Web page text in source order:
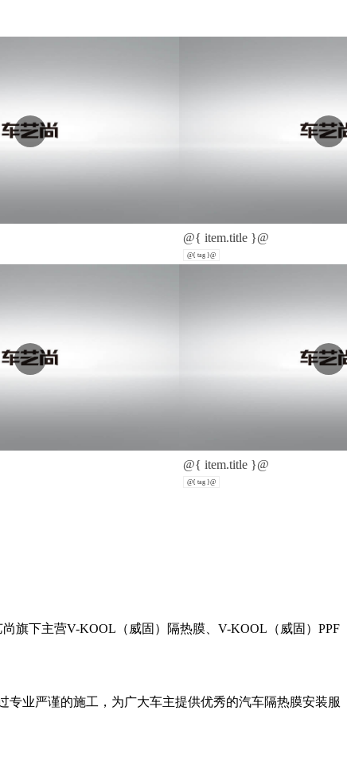
@{ item.title }@
@{ tag }@
@{ item.title }@
@{ tag }@
旗下主营V-KOOL（威固）隔热膜、V-KOOL（威固）PPF
业严谨的施工，为广大车主提供优秀的汽车隔热膜安装服